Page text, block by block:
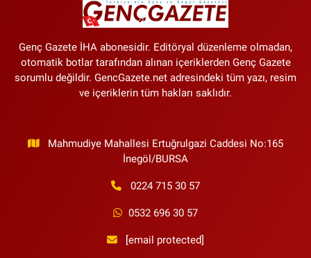
Genç Gazete İHA abonesidir. Editöryal düzenleme olmadan,
otomatik botlar tarafından alınan içeriklerden Genç Gazete
sorumlu değildir. GencGazete.net adresindeki tüm yazı, resim
ve içeriklerin tüm hakları saklıdır.
Mahmudiye Mahallesi Ertuğrulgazi Caddesi No:165
İnegöl/BURSA
0224 715 30 57
0532 696 30 57
[email protected]